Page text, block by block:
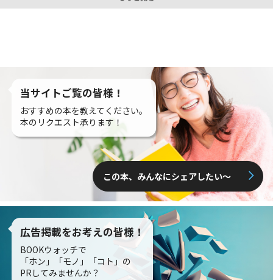
当サイトご覧の皆様！
おすすめの本を教えてください。
本のリクエスト承ります！
この本、みんなにシェアしたい〜
広告掲載をお考えの皆様！
BOOKウォッチで
「ホン」「モノ」「コト」の
PRしてみませんか？